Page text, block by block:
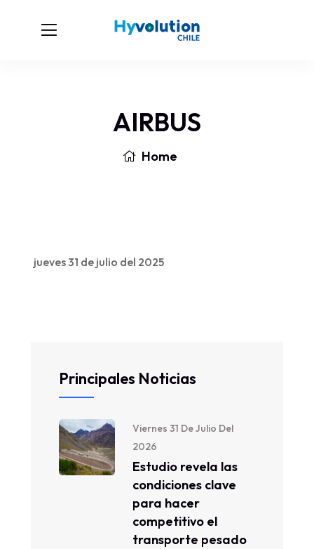
AIRBUS
Home
jueves 31 de julio del 2025
Principales Noticias
Viernes 31 De Julio Del
2026
Estudio revela las
condiciones clave
para hacer
competitivo el
transporte pesado